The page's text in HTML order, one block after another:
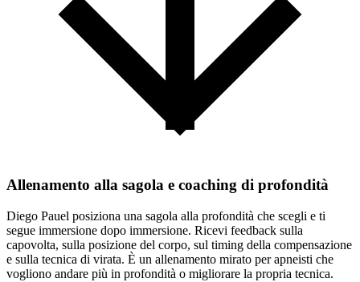
Allenamento alla sagola e coaching di profondità
Diego Pauel posiziona una sagola alla profondità che scegli e ti
segue immersione dopo immersione. Ricevi feedback sulla
capovolta, sulla posizione del corpo, sul timing della compensazione
e sulla tecnica di virata. È un allenamento mirato per apneisti che
vogliono andare più in profondità o migliorare la propria tecnica.